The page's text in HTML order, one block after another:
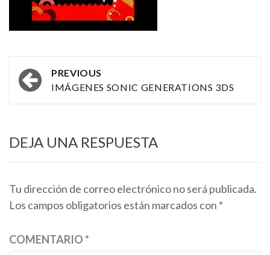
Post
navigation
PREVIOUS
IMÁGENES SONIC GENERATIONS 3DS
DEJA UNA RESPUESTA
Tu dirección de correo electrónico no será publicada.
Los campos obligatorios están marcados con *
COMENTARIO*